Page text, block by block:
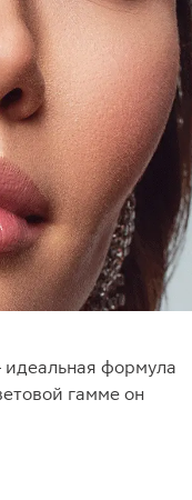
идеальная формула
гамме он